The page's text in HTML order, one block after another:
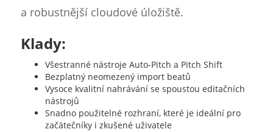
a robustnější cloudové úložiště.
Klady:
Všestranné nástroje Auto-Pitch a Pitch Shift
Bezplatný neomezený import beatů
Vysoce kvalitní nahrávání se spoustou editačních
nástrojů
Snadno použitelné rozhraní, které je ideální pro
začátečníky i zkušené uživatele